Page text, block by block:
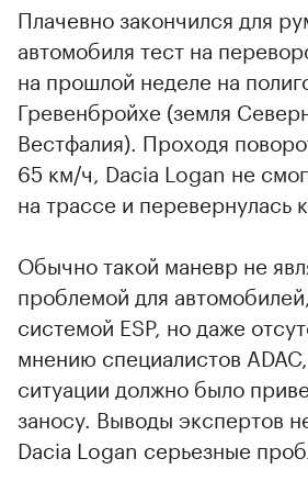
Плачевно закончился для
автомобиля тест на
на прошлой неделе на
Гревенбройхе (земля
Вестфалия). Проходя
65 км/ч, Dacia Logan не
на трассе и перевернулась
Обычно такой маневр не
проблемой для
системой ESP, но даже
мнению специалистов
ситуации должно было
заносу. Выводы экспертов
Dacia Logan серьезные